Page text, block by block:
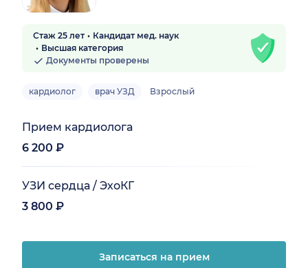
Стаж 25 лет
Кандидат мед. наук
Высшая категория
Документы проверены
кардиолог врач УЗД Взрослый
Прием кардиолога
6 200 ₽
УЗИ сердца / ЭхоКГ
3 800 ₽
Записаться на прием